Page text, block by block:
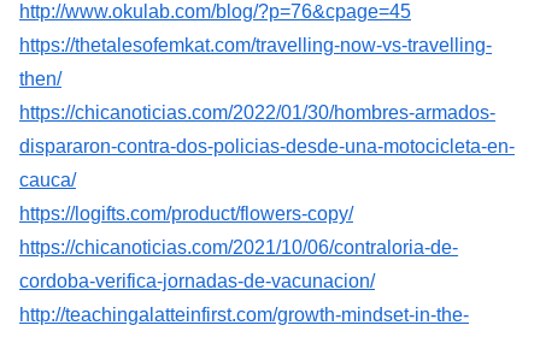
http://www.okulab.com/blog/?p=76&cpage=45
https://thetalesofemkat.com/travelling-now-vs-travelling-
then/
https://chicanoticias.com/2022/01/30/hombres-armados-
dispararon-contra-dos-policias-desde-una-motocicleta-en-
cauca/
https://logifts.com/product/flowers-copy/
https://chicanoticias.com/2021/10/06/contraloria-de-
cordoba-verifica-jornadas-de-vacunacion/
http://teachingalatteinfirst.com/growth-mindset-in-the-